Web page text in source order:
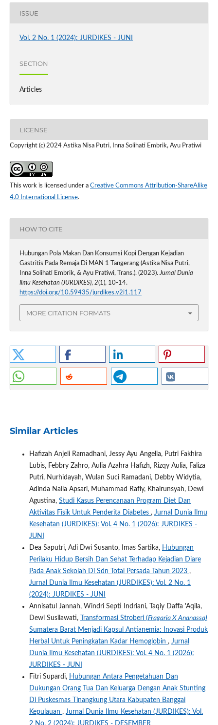
ISSUE
Vol. 2 No. 1 (2024): JURDIKES - JUNI
SECTION
Articles
LICENSE
Copyright (c) 2024 Astika Nisa Putri, Inna Solihati Embrik, Ayu Pratiwi
This work is licensed under a Creative Commons Attribution-ShareAlike
4.0 International License.
HOW TO CITE
Hubungan Pola Makan Dan Konsumsi Kopi Dengan Kejadian
Gastritis Pada Remaja Di MAN 1 Tangerang (Astika Nisa Putri,
Inna Solihati Embrik, & Ayu Pratiwi, Trans.). (2023).Jurnal Dunia
Ilmu Kesehatan (JURDIKES), 2(1), 10-14.
https://doi.org/10.59435/jurdikes.v2i1.117
MORE CITATION FORMATS
Similar Articles
Hafizah Anjeli Ramadhani, Jessy Ayu Angelia, Putri Fakhira
Lubis, Febbry Zahro, Aulia Azahra Hafizh, Rizqy Aulia, Faliza
Putri, Nurhidayah, Wulan Suci Ramadani, Debby Widytia,
Adinda Naila Apsari, Muhammad Rafly, Khairunsyah, Dewi
Agustina, Studi Kasus Perencanaan Program Diet Dan
Aktivitas Fisik Untuk Penderita Diabetes , Jurnal Dunia Ilmu
Kesehatan (JURDIKES): Vol. 4 No. 1 (2026): JURDIKES -
JUNI
Dea Saputri, Adi Dwi Susanto, Imas Sartika, Hubungan
Perilaku Hidup Bersih Dan Sehat Terhadap Kejadian Diare
Pada Anak Sekolah Di Sdn Total Persada Tahun 2023 ,
Jurnal Dunia Ilmu Kesehatan (JURDIKES): Vol. 2 No. 1
(2024): JURDIKES - JUNI
Annisatul Jannah, Windri Septi Indriani, Taqiy Daffa 'Aqila,
Dewi Susilawati,
Transformasi Stroberi (Fragaria X Ananassa)
Sumatera Barat Menjadi Kapsul Antianemia: Inovasi Produk
Herbal Untuk Peningkatan Kadar Hemoglobin , Jurnal
Dunia Ilmu Kesehatan (JURDIKES): Vol. 4 No. 1 (2026):
JURDIKES - JUNI
Fitri Supardi, Hubungan Antara Pengetahuan Dan
Dukungan Orang Tua Dan Keluarga Dengan Anak Stunting
Di Puskesmas Tinangkung Utara Kabupaten Banggai
Kepulauan , Jurnal Dunia Ilmu Kesehatan (JURDIKES): Vol.
2 No. 2 (2024): JURDIKES - DESEMBER